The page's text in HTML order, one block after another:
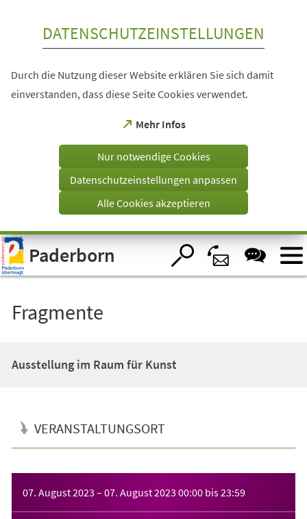
Visuelle
Assistenzsoftware
öffnen.
DATENSCHUTZEINSTELLUNGEN
Durch die Nutzung dieser Website erklären Sie sich damit
einverstanden, dass diese Seite Cookies verwendet.
Mehr Infos
(Öffnet
einem
Tab)
Nur notwendige Cookies
Datenschutzeinstellungen anpassen
Alle Cookies akzeptieren
Paderborn
Fragmente
Ausstellung im Raum für Kunst
VERANSTALTUNGSORT
07. August 2023 – 07. August 2023 00:00 bis23:59